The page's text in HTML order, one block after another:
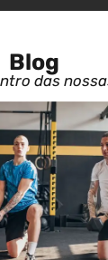
Blog
das